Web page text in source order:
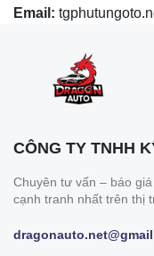
Email:
CÔNG TY TNHH
Chuyên tư vấn – báo
cạnh tranh nhất trên thị